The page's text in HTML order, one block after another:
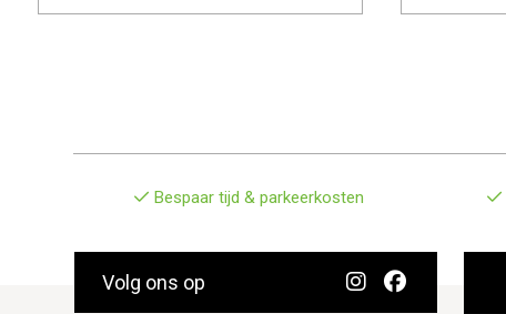
Bespaar tijd & parkeerkosten
Volg ons op